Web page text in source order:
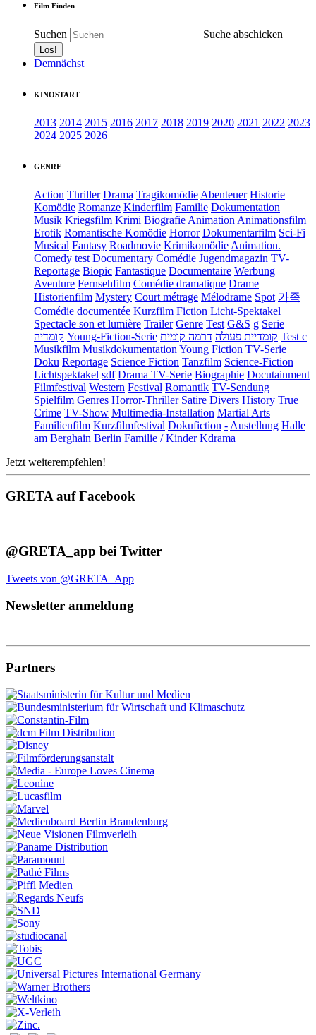
Film Finden
Suchen Suche abschicken
Demnächst
KINOSTART
2013 2014 2015 2016 2017 2018 2019 2020 2021 2022 2023
2024 2025 2026
GENRE
Action Thriller Drama Tragikomödie Abenteuer Historie
Komödie Romanze Kinderfilm Familie Dokumentation
Musik Kriegsfilm Krimi Biografie Animation Animationsfilm
Erotik Romantische Komödie Horror Dokumentarfilm Sci-Fi
Musical Fantasy Roadmovie Krimikomödie Animation.
Comedy test Documentary Comédie Jugendmagazin TV-
Reportage Biopic Fantastique Documentaire Werbung
Aventure Fernsehfilm Comédie dramatique Drame
Historienfilm Mystery Court métrage Mélodrame Spot 가족
Comédie documentée Kurzfilm Fiction Licht-Spektakel
Spectacle son et lumière Trailer Genre Test G&S g Serie
קומדיה Young-Fiction-Serie קומדיית פעולה דרמה קומית
Test c
Musikfilm Musikdokumentation Young Fiction TV-Serie
Doku Reportage Science Fiction Tanzfilm Science-Fiction
Lichtspektakel sdf Drama TV-Serie Biographie Docutainment
Filmfestival Western Festival Romantik TV-Sendung
Spielfilm Genres Horror-Thriller Satire Divers History True
Crime TV-Show Multimedia-Installation Martial Arts
Familienfilm Kurzfilmfestival Dokufiction - Austellung Halle
am Berghain Berlin Familie / Kinder Kdrama
Jetzt weiterempfehlen!
GRETA auf Facebook
@GRETA_app bei Twitter
Tweets von @GRETA_App
Newsletter anmeldung
Partners